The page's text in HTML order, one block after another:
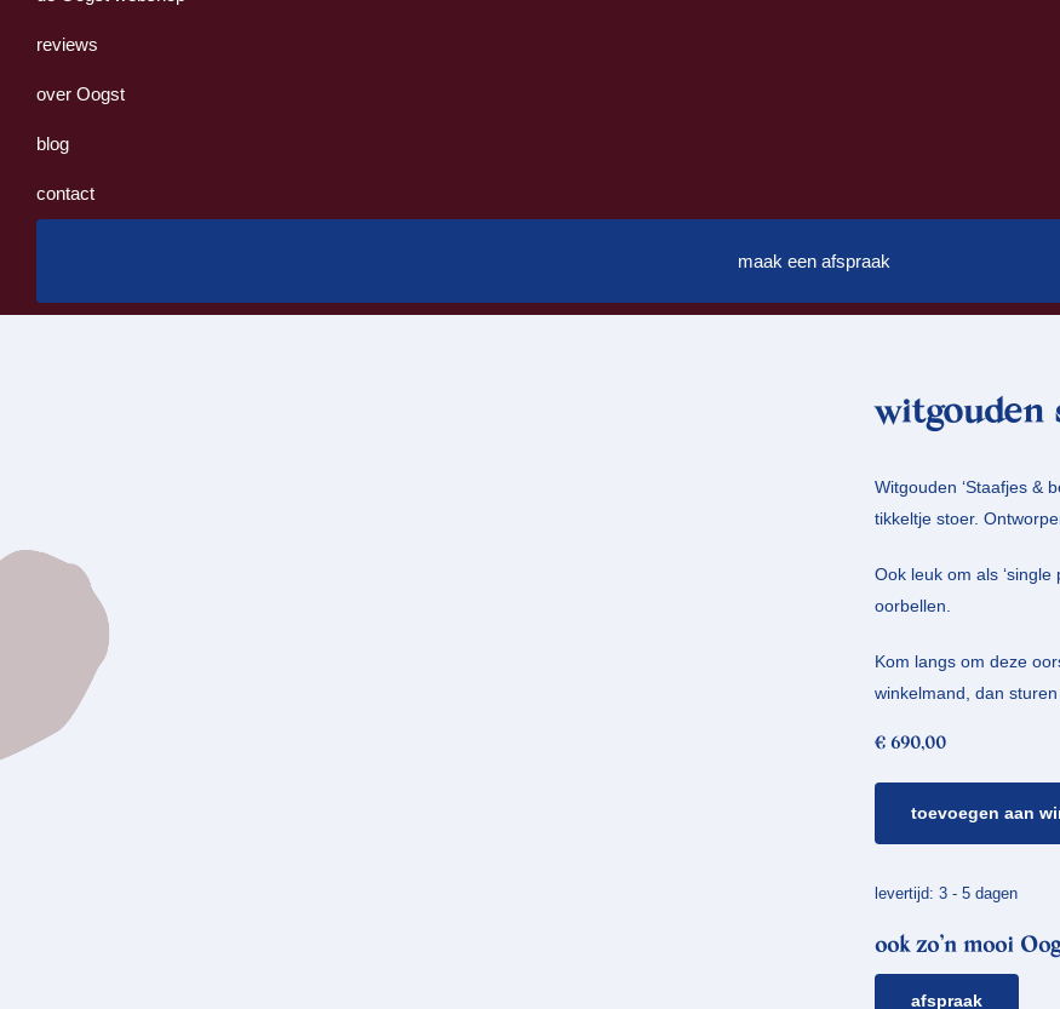
reviews
over Oogst
blog
contact
maak een afspraak
witgouden
Witgouden ‘Staafjes &
tikkeltje stoer.
Ook leuk om als
oorbellen.
Kom langs om deze
winkelmand, dan
€ 690,00
besjes
aantal
toevoegen aan
levertijd: 3 - 5 dagen
ook zo’n mooi
afspraak